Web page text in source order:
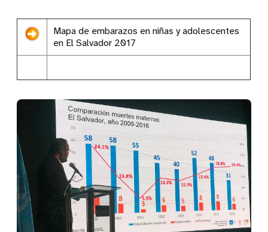
Mapa de embarazos en niñas y adolescentes
en El Salvador 2017